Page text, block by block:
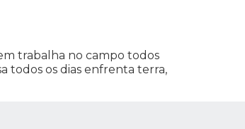
trabalha no campo todos
todos os dias enfrenta terra,